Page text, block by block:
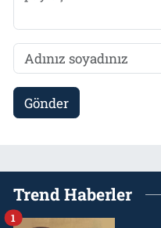
Gönder
Trend Haberler
1